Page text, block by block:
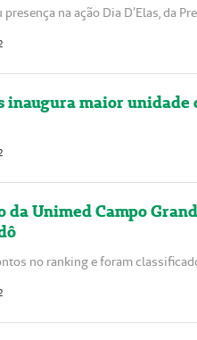
na ação Dia D’Elas, da
inaugura maior
da Unimed Campo
no ranking e foram